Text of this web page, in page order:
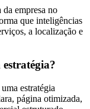
empresa no
que inteligências
a localização e
estratégia
página otimizada,